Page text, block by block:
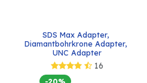
SDS Max Adapter,
Diamantbohrkrone Adapter,
UNC Adapter
16